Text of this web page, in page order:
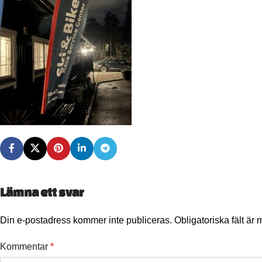
Lämna ett svar
Din e-postadress kommer inte publiceras. Obligatoriska fält är
Kommentar *